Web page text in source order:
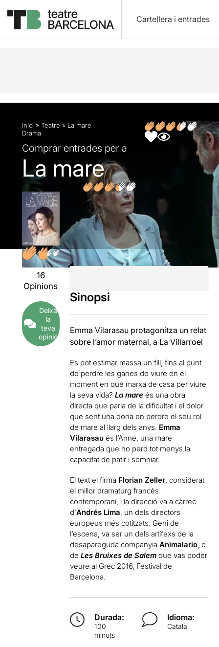
Cartellera i entrades
Descripció Fitxa artística Fotos i vídeos
Inici » Teatre » La mare
Drama
Comprar entrades per a
La mare
16
Opinions
Deixa
la
teva
opinió
Sinopsi
Emma Vilarasau protagonitza un relat
sobre l’amor maternal, a La Villarroel
Es pot estimar massa un fill, fins al punt
de perdre les ganes de viure en el
moment en què marxa de casa per viure
la seva vida?La mareés una obra
directa que parla de la dificultat i el dolor
que sent una dona en perdre el seu rol
de mare al llarg dels anys. Emma
Vilarasaués l’Anne, una mare
entregada que ho perd tot menys la
capacitat de patir i somniar.
El text el firma Florian Zeller , considerat
el millor dramaturg francès
contemporani, i la direcció va a càrrec
d’Andrés Lima , un dels directors
europeus més cotitzats. Geni de
l’escena, va ser un dels artífexs de la
desapareguda companyiaAnimalario , o
deLes Bruixes de Salem que vas poder
veure al Grec 2016, Festival de
Barcelona.
Durada:
100
minuts
Idioma:
Català